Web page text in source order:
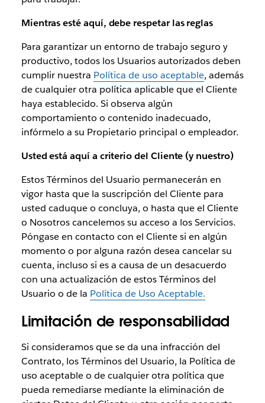
Mientras esté aquí, debe respetar las reglas
Para garantizar un entorno de trabajo seguro y
productivo, todos los Usuarios autorizados deben
cumplir nuestra Política de uso aceptable, además
de cualquier otra política aplicable que el Cliente
haya establecido. Si observa algún
comportamiento o contenido inadecuado,
infórmelo a su Propietario principal o empleador.
Usted está aquí a criterio del Cliente (y nuestro)
Estos Términos del Usuario permanecerán en
vigor hasta que la suscripción del Cliente para
usted caduque o concluya, o hasta que el Cliente
o Nosotros cancelemos su acceso a los Servicios.
Póngase en contacto con el Cliente si en algún
momento o por alguna razón desea cancelar su
cuenta, incluso si es a causa de un desacuerdo
con una actualización de estos Términos del
Usuario o de la Política de Uso Aceptable.
Limitación de responsabilidad
Si consideramos que se da una infracción del
Contrato, los Términos del Usuario, la Política de
uso aceptable o de cualquier otra política que
pueda remediarse mediante la eliminación de